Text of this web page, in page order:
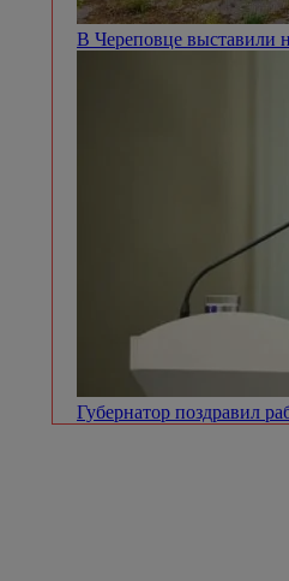
В Череповце выставили
Губернатор поздравил